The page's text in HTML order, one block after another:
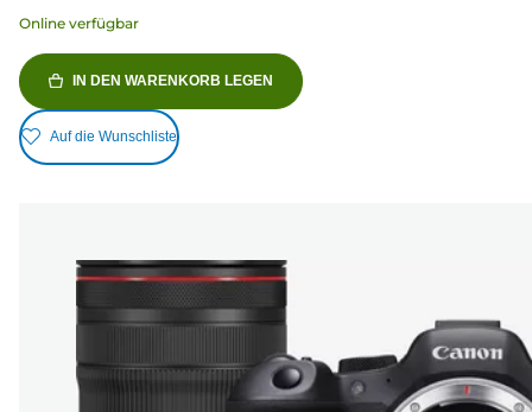
Online verfügbar
IN DEN WARENKORB LEGEN
Auf die Wunschliste